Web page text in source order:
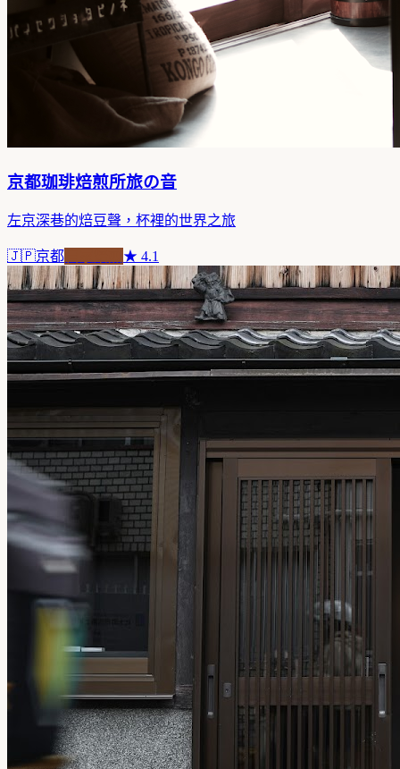
京都珈琲焙煎所旅の音
左京深巷的焙豆聲，杯裡的世界之旅
🇯🇵京都 ★ 4.1